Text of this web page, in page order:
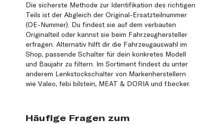
Die sicherste Methode zur Identifikation des richtigen
Teils ist der Abgleich der Original-Ersatzteilnummer
(OE-Nummer). Du findest sie auf dem verbauten
Originalteil oder kannst sie beim Fahrzeughersteller
erfragen. Alternativ hilft dir die Fahrzeugauswahl im
Shop, passende Schalter für dein konkretes Modell
und Baujahr zu filtern. Im Sortiment findest du unter
anderem Lenkstockschalter von Markenherstellern
wie Valeo, febi bilstein, MEAT & DORIA und f.becker.
Häufige Fragen zum